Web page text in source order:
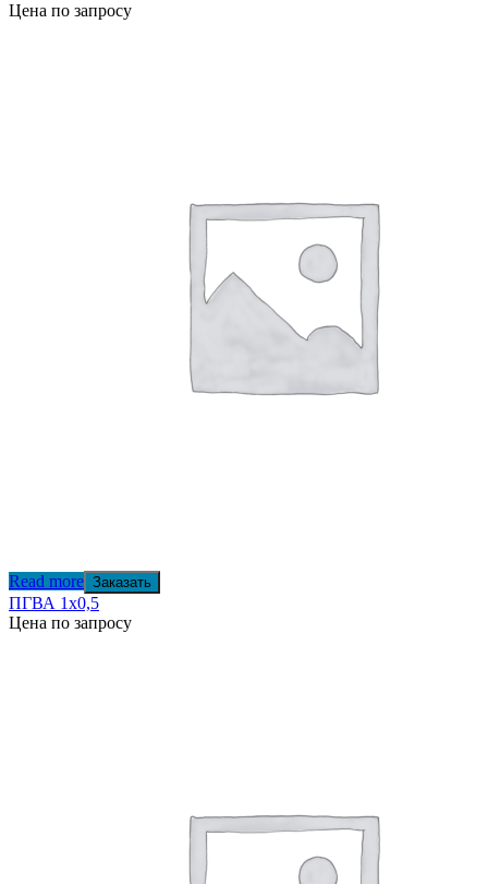
Цена по запросу
Read more Заказать
ПГВА 1х0,5
Цена по запросу